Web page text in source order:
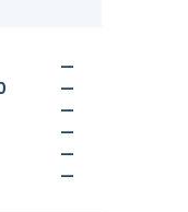
—
—
—
—
—
—